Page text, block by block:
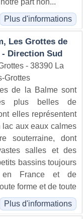
Plus d'informations
Les Grottes de
- Direction Sud
- 38390 La
Grottes
de la Balme sont
plus belles de
elles représentent
lac aux eaux calmes
souterraine, dont
salles et des
bassins toujours
en France et de
forme et de toute
Plus d'informations